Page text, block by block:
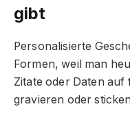
gibt
Personalisierte
Formen, weil man
Zitate oder Daten
gravieren oder